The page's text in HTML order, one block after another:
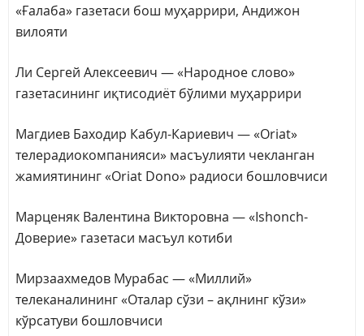
«Ғалаба» газетаси бош муҳаррири, Андижон
вилояти
Ли Сергей Алексеевич — «Народное слово»
газетасининг иқтисодиёт бўлими муҳаррири
Магдиев Баходир Кабул-Кариевич — «Oriat»
телерадиокомпанияси» масъулияти чекланган
жамиятининг «Oriat Dono» радиоси бошловчиси
Марценяк Валентина Викторовна — «Ishonch-
Доверие» газетаси масъул котиби
Мирзаахмедов Мурабас — «Миллий»
телеканалининг «Оталар сўзи – ақлнинг кўзи»
кўрсатуви бошловчиси